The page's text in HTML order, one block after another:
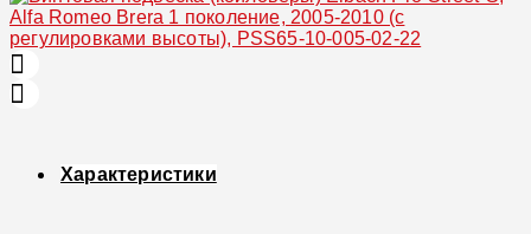
Характеристики